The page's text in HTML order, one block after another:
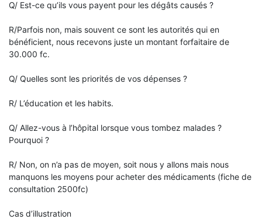
Q/ Est-ce qu’ils vous payent pour les dégâts causés ?
R/Parfois non, mais souvent ce sont les autorités qui en
bénéficient, nous recevons juste un montant forfaitaire de
30.000 fc.
Q/ Quelles sont les priorités de vos dépenses ?
R/ L’éducation et les habits.
Q/ Allez-vous à l’hôpital lorsque vous tombez malades ?
Pourquoi ?
R/ Non, on n’a pas de moyen, soit nous y allons mais nous
manquons les moyens pour acheter des médicaments (fiche de
consultation 2500fc)
Cas d’illustration